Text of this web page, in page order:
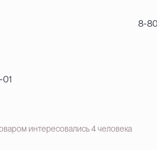
8-
интересовались 4 человека